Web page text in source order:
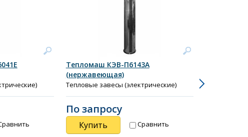
Тепломаш КЭВ-П6143А
(нержавеющая)
Тепловые завесы (электрические)
По запросу
Купить Сравнить